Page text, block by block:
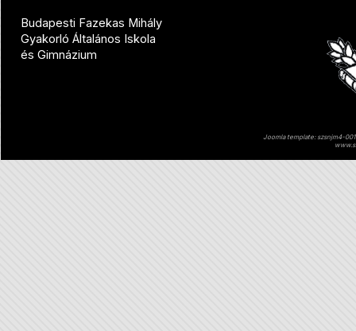
Budapesti Fazekas Mihály
Gyakorló Általános Iskola
és Gimnázium
Joomla template: szsnjm4-